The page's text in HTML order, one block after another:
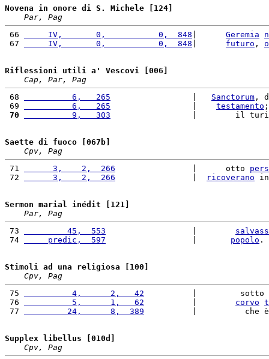
Novena in onore di S. Michele [124]
Par, Pag
66
     IV,       0,           0,  848
Geremia
67
     IV,       0,           0,  848
futuro ,
Riflessioni utili a' Vescovi [006]
Cap, Par, Pag
68
          6,   265
Sanctorum ,
69
          6,   265
testamento
70
          9,   303
|        il
Saette di fuoco [067b]
Cpv, Pag
71
      3,    2,  266
                |      otto
72
      3,    2,  266
ricoverano
Sermon marial inédit [121]
Par, Pag
73
         45,  553
74
     predic,  597
popolo .
Stimoli ad una religiosa [100]
Cpv, Pag
75
          4,      2,   42
          |         sotto
76
          5,      1,   62
corvo
77
         24,      8,  389
|          che
Supplex libellus [010d]
Cpv, Pag